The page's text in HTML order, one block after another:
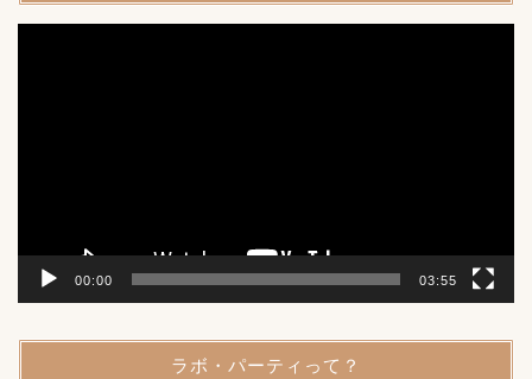
00:00 03:55
ラボ・パーティって？